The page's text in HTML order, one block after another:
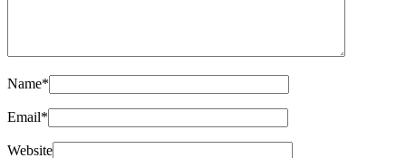
Name*
Email*
Website